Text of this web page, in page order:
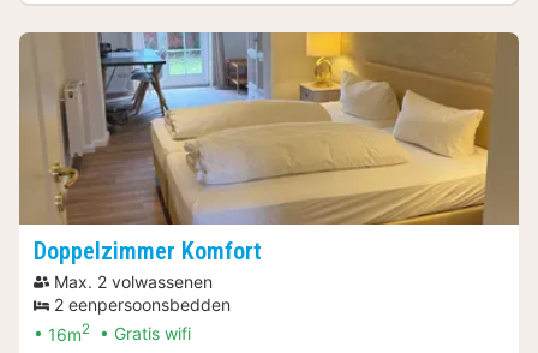
Doppelzimmer Komfort
Max. 2 volwassenen
2 eenpersoonsbedden
16m2 Gratis wifi